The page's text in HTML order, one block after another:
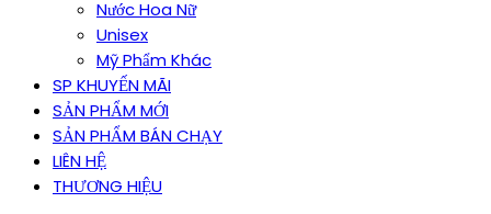
Nước Hoa Nữ
Unisex
Mỹ Phẩm Khác
SP KHUYẾN MÃI
SẢN PHẨM MỚI
SẢN PHẨM BÁN CHẠY
LIÊN HỆ
THƯƠNG HIỆU